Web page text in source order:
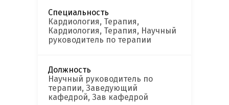
Специальность
Кардиология, Терапия,
Кардиология, Терапия, Научный
руководитель по терапии
Должность
Научный руководитель по
терапии, Заведующий
кафедрой, Зав кафедрой